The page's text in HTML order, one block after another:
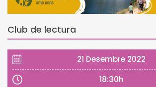
Club de lectura
21 Desembre 2022
18:30h